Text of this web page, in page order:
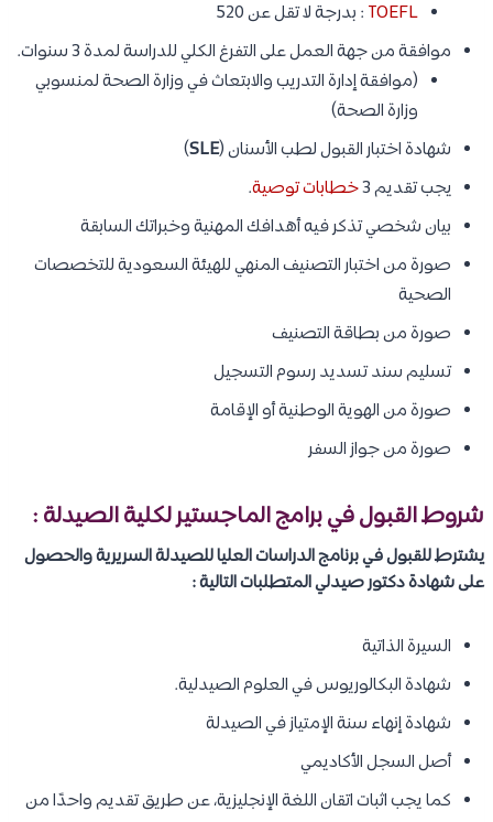
TOEFL : بدرجة لا تقل عن 520
موافقة من جهة العمل على التفرغ الكلي للدراسة لمدة 3 سنوات.
(موافقة إدارة التدريب والابتعاث في وزارة الصحة لمنسوبي
وزارة الصحة)
شهادة اختبار القبول لطب الأسنان (SLE
)
يجب تقديم 3
خطابات توصية.
بيان شخصي تذكر فيه أهدافك المهنية وخبراتك السابقة
صورة من اختبار التصنيف المنهي للهيئة السعودية للتخصصات
الصحية
صورة من بطاقة التصنيف
تسليم سند تسديد رسوم التسجيل
صورة من الهوية الوطنية أو الإقامة
صورة من جواز السفر
شروط القبول في برامج الماجستير لكلية الصيدلة :
يشترط للقبول في برنامج الدراسات العليا للصيدلة السريرية والحصول
على شهادة دكتور صيدلي المتطلبات التالية :
السيرة الذاتية
شهادة البكالوريوس في العلوم الصيدلية.
شهادة إنهاء سنة الإمتياز في الصيدلة
أصل السجل الأكاديمي
كما يجب اثبات اتقان اللغة الإنجليزية، عن طريق تقديم واحدًا من